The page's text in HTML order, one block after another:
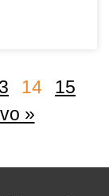
14
15
»